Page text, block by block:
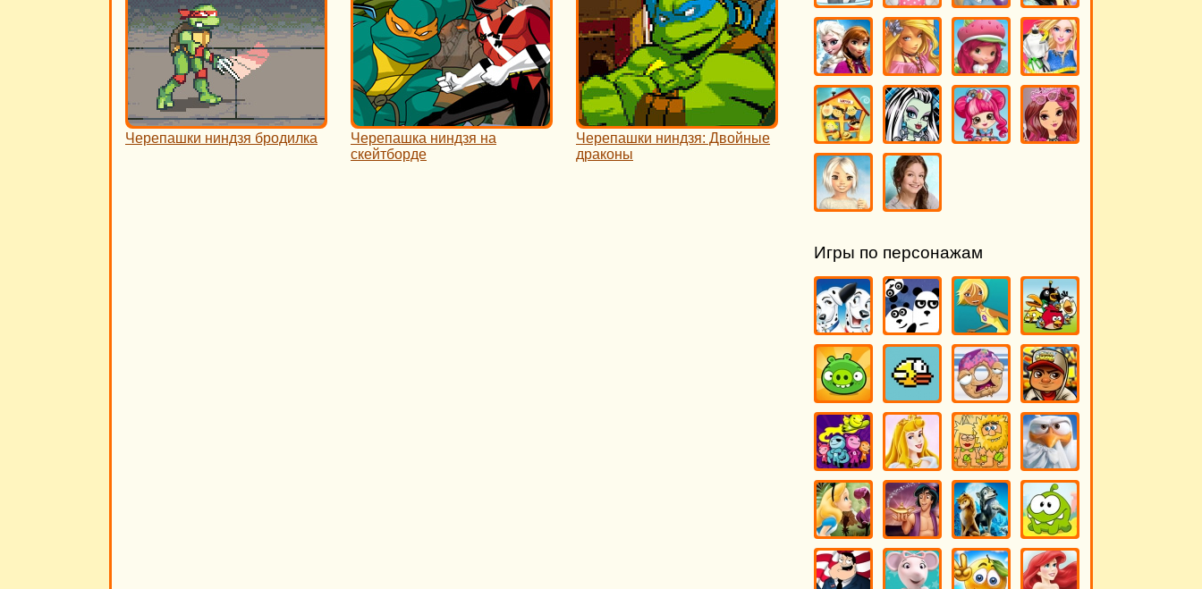
Черепашки ниндзя бродилка
Черепашка ниндзя на
скейтборде
Черепашки ниндзя: Двойные
драконы
Игры по персонажам